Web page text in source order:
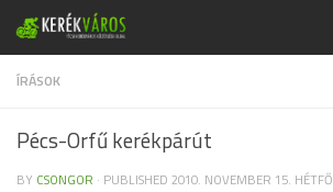
Skip to content
ÍRÁSOK
Pécs-Orfű kerékpárút
BY CSONGOR · PUBLISHED 2010. NOVEMBER 15. HÉTFŐ